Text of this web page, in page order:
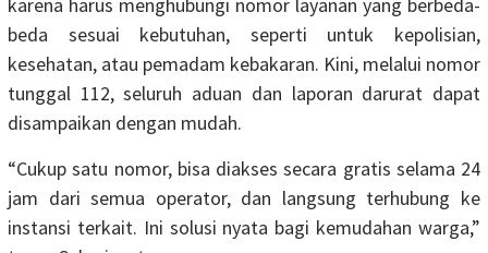
beda sesuai kebutuhan, seperti untuk kepolisian,
kesehatan, atau pemadam kebakaran. Kini, melalui nomor
tunggal 112, seluruh aduan dan laporan darurat dapat
disampaikan dengan mudah.
“Cukup satu nomor, bisa diakses secara gratis selama 24
jam dari semua operator, dan langsung terhubung ke
instansi terkait. Ini solusi nyata bagi kemudahan warga,”